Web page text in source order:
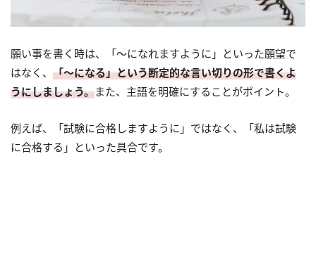
願い事を書く時は、「～になれますように」といった願望で
はなく、 「～になる」という断定的な言い切りの形で書くよ
うにしましょう。また、主語を明確にすることがポイント。
例えば、「試験に合格しますように」ではなく、「私は試験
に合格する」といった具合です。